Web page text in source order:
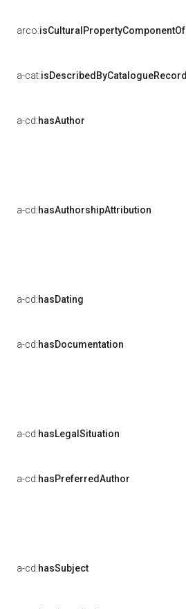
arco:isCulturalPropertyComponentOf
a-cat:isDescribedByCatalogueRecord
a-cd:hasAuthor
a-cd:hasAuthorshipAttribution
a-cd:hasDating
a-cd:hasDocumentation
a-cd:hasLegalSituation
a-cd:hasPreferredAuthor
a-cd:hasSubject